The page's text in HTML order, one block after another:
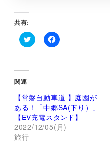
共有:
ク
し
て
T
i
t
t
e
r
で
共
有
F
で
共
有
す
る
に
関連
【常磐自動車道 】庭園が
ある！「中郷SA(下り）」
【EV充電スタンド】
2022/12/05(月)
旅行